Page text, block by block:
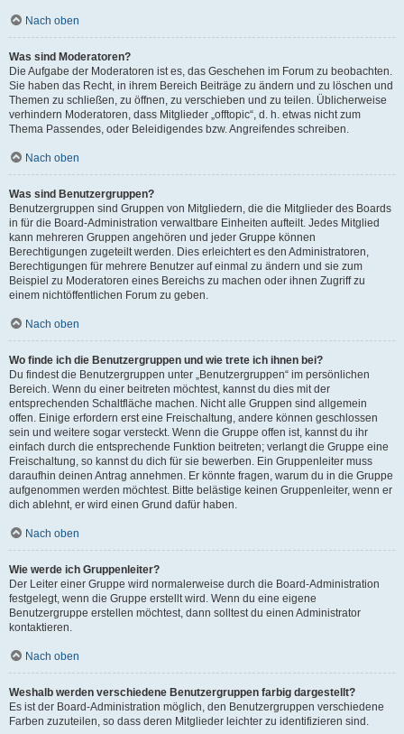
Nach oben
Was sind Moderatoren?
Die Aufgabe der Moderatoren ist es, das Geschehen im Forum zu beobachten.
Sie haben das Recht, in ihrem Bereich Beiträge zu ändern und zu löschen und
Themen zu schließen, zu öffnen, zu verschieben und zu teilen. Üblicherweise
verhindern Moderatoren, dass Mitglieder „offtopic“, d. h. etwas nicht zum
Thema Passendes, oder Beleidigendes bzw. Angreifendes schreiben.
Nach oben
Was sind Benutzergruppen?
Benutzergruppen sind Gruppen von Mitgliedern, die die Mitglieder des Boards
in für die Board-Administration verwaltbare Einheiten aufteilt. Jedes Mitglied
kann mehreren Gruppen angehören und jeder Gruppe können
Berechtigungen zugeteilt werden. Dies erleichtert es den Administratoren,
Berechtigungen für mehrere Benutzer auf einmal zu ändern und sie zum
Beispiel zu Moderatoren eines Bereichs zu machen oder ihnen Zugriff zu
einem nichtöffentlichen Forum zu geben.
Nach oben
Wo finde ich die Benutzergruppen und wie trete ich ihnen bei?
Du findest die Benutzergruppen unter „Benutzergruppen“ im persönlichen
Bereich. Wenn du einer beitreten möchtest, kannst du dies mit der
entsprechenden Schaltfläche machen. Nicht alle Gruppen sind allgemein
offen. Einige erfordern erst eine Freischaltung, andere können geschlossen
sein und weitere sogar versteckt. Wenn die Gruppe offen ist, kannst du ihr
einfach durch die entsprechende Funktion beitreten; verlangt die Gruppe eine
Freischaltung, so kannst du dich für sie bewerben. Ein Gruppenleiter muss
daraufhin deinen Antrag annehmen. Er könnte fragen, warum du in die Gruppe
aufgenommen werden möchtest. Bitte belästige keinen Gruppenleiter, wenn er
dich ablehnt, er wird einen Grund dafür haben.
Nach oben
Wie werde ich Gruppenleiter?
Der Leiter einer Gruppe wird normalerweise durch die Board-Administration
festgelegt, wenn die Gruppe erstellt wird. Wenn du eine eigene
Benutzergruppe erstellen möchtest, dann solltest du einen Administrator
kontaktieren.
Nach oben
Weshalb werden verschiedene Benutzergruppen farbig dargestellt?
Es ist der Board-Administration möglich, den Benutzergruppen verschiedene
Farben zuzuteilen, so dass deren Mitglieder leichter zu identifizieren sind.